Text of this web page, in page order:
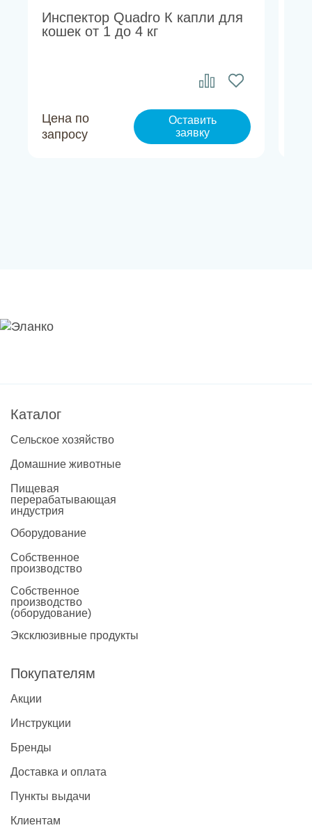
Инспектор Quadro К капли для
кошек от 1 до 4 кг
Цена по
запросу
Оставить
заявку
Каталог
Сельское хозяйство
Домашние животные
Пищевая
перерабатывающая
индустрия
Оборудование
Собственное
производство
Собственное
производство
(оборудование)
Эксклюзивные продукты
Покупателям
Акции
Инструкции
Бренды
Доставка и оплата
Пункты выдачи
Клиентам